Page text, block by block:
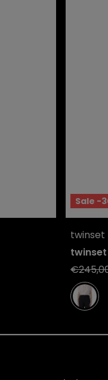
Sale -
twinset
Regular
price